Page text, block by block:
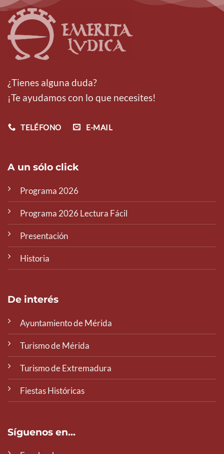
¿Tienes alguna duda?
¡Te ayudamos con lo que necesites!
TELÉFONO E-MAIL
A un sólo click
Programa 2026
Programa 2026 Lectura Fácil
Presentación
Historia
De interés
Ayuntamiento de Mérida
Turismo de Mérida
Turismo de Extremadura
Fiestas Históricas
Síguenos en...